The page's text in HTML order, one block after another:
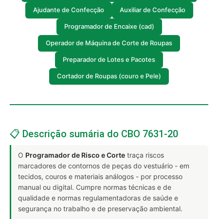
Ajudante de Confecção Auxiliar de Confecção
Programador de Encaixe (cad)
Operador de Máquina de Corte de Roupas
Preparador de Lotes e Pacotes
Cortador de Roupas (couro e Pele)
📋 Descrição sumária do CBO 7631-20
O Programador de Risco e Corte traça riscos
marcadores de contornos de peças do vestuário - em
tecidos, couros e materiais análogos - por processo
manual ou digital. Cumpre normas técnicas e de
qualidade e normas regulamentadoras de saúde e
segurança no trabalho e de preservação ambiental.